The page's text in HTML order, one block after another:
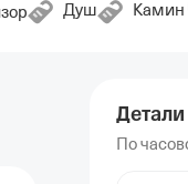
Душ Камин
По